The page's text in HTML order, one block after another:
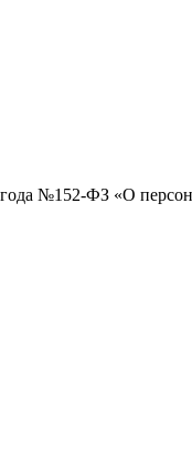
года №152-ФЗ «О